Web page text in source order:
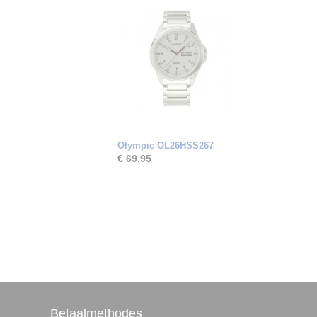
Olympic OL26HSS267
€ 69,95
Betaalmethodes